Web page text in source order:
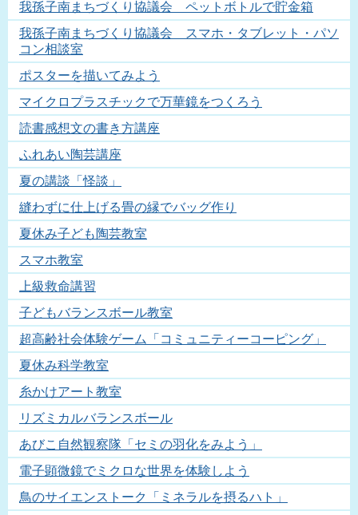
我孫子南まちづくり協議会 ペットボトルで貯金箱
我孫子南まちづくり協議会 スマホ・タブレット・パソ
コン相談室
ポスターを描いてみよう
マイクロプラスチックで万華鏡をつくろう
読書感想文の書き方講座
ふれあい陶芸講座
夏の講談「怪談」
縫わずに仕上げる畳の縁でバッグ作り
夏休み子ども陶芸教室
スマホ教室
上級救命講習
子どもバランスボール教室
超高齢社会体験ゲーム「コミュニティーコーピング」
夏休み科学教室
糸かけアート教室
リズミカルバランスボール
あびこ自然観察隊「セミの羽化をみよう」
電子顕微鏡でミクロな世界を体験しよう
鳥のサイエンストーク「ミネラルを摂るハト」